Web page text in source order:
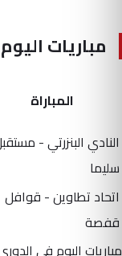
مباريات
المباراة
النادي البنزرتي -
سليما
اتحاد تطاوين - قوافل
قفصة
مباريات اليوم في